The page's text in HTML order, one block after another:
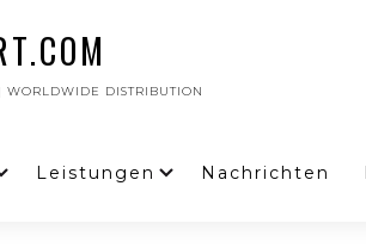
DISTRIBUTION
Leistungen Nachrichten